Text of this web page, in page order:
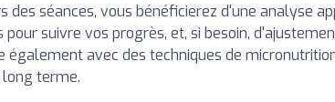
des séances, vous bénéficierez d'une analyse
pour suivre vos progrès, et, si besoin,
également avec des techniques de
terme.